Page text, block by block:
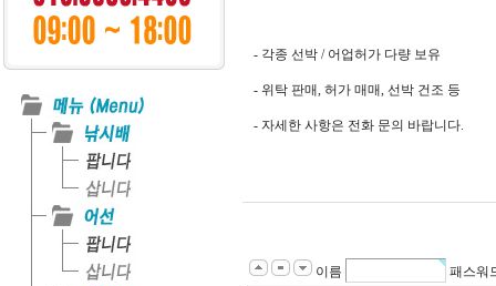
- 각종 선박 / 어업허가 다량 보유
- 위탁 판매, 허가 매매, 선박 건조 등
- 자세한 사항은 전화 문의 바랍니다.
이름 패스워